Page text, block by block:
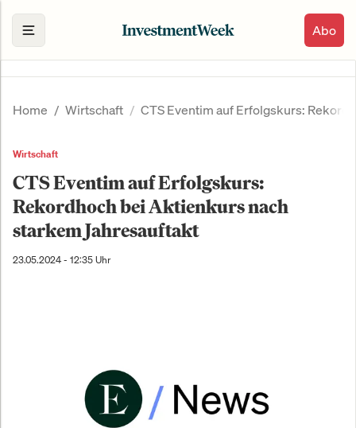
Abo
Home Wirtschaft CTS Eventim auf Erfolgskurs:
Wirtschaft
CTS Eventim auf Erfolgskurs:
Rekordhoch bei Aktienkurs nach
starkem Jahresauftakt
23.05.2024 - 12:35 Uhr